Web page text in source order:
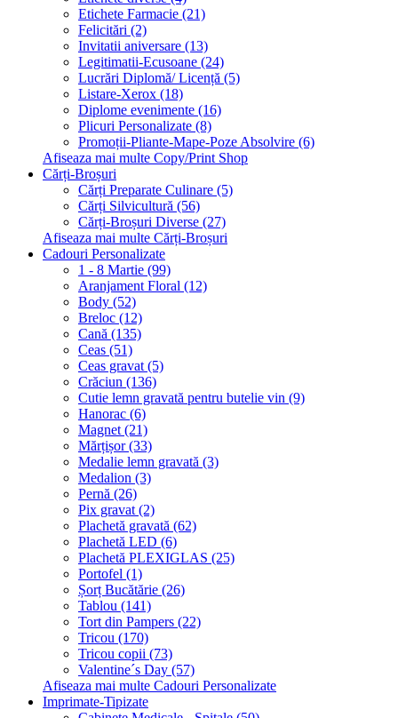
Etichete Farmacie (21)
Felicitări (2)
Invitatii aniversare (13)
Legitimatii-Ecusoane (24)
Lucrări Diplomă/ Licență (5)
Listare-Xerox (18)
Diplome evenimente (16)
Plicuri Personalizate (8)
Promoții-Pliante-Mape-Poze Absolvire (6)
Afiseaza mai multe Copy/Print Shop
Cărți-Broșuri
Cărți Preparate Culinare (5)
Cărți Silvicultură (56)
Cărți-Broșuri Diverse (27)
Afiseaza mai multe Cărți-Broșuri
Cadouri Personalizate
1 - 8 Martie (99)
Aranjament Floral (12)
Body (52)
Breloc (12)
Cană (135)
Ceas (51)
Ceas gravat (5)
Crăciun (136)
Cutie lemn gravată pentru butelie vin (9)
Hanorac (6)
Magnet (21)
Mărțișor (33)
Medalie lemn gravată (3)
Medalion (3)
Pernă (26)
Pix gravat (2)
Plachetă gravată (62)
Plachetă LED (6)
Plachetă PLEXIGLAS (25)
Portofel (1)
Șorț Bucătărie (26)
Tablou (141)
Tort din Pampers (22)
Tricou (170)
Tricou copii (73)
Valentine´s Day (57)
Afiseaza mai multe Cadouri Personalizate
Imprimate-Tipizate